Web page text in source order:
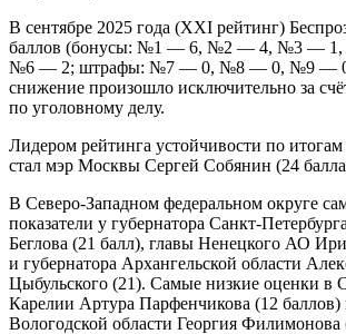
В сентябре 2025 года (XXI рейтинг)
баллов (бонусы: №1 — 6, №2 — 4, №3 —
№6 — 2; штрафы: №7 — 0, №8 — 0, №9 — 0).
снижение произошло исключительно за
по уголовному делу.
Лидером рейтинга устойчивости по
стал мэр Москвы Сергей Собянин (24
В Северо-Западном федеральном округе
показатели у губернатора Санкт-
Беглова (21 балл), главы Ненецкого АО
и губернатора Архангельской области
Цыбульского (21). Самые низкие оценки
Карелии Артура Парфенчикова (12 баллов)
Вологодской области Георгия Филимонова